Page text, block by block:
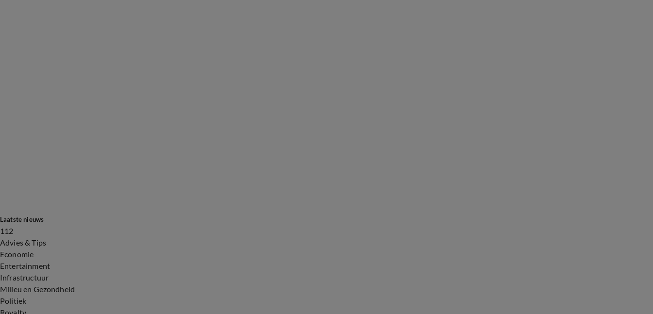
Laatste nieuws
112
Advies & Tips
Economie
Entertainment
Infrastructuur
Milieu en Gezondheid
Politiek